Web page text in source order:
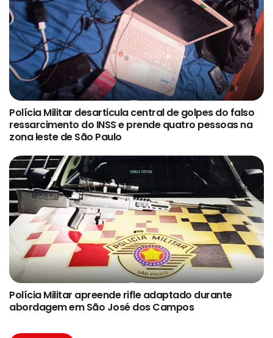
Polícia Militar desarticula central de golpes do falso
ressarcimento do INSS e prende quatro pessoas na
zona leste de São Paulo
Polícia Militar apreende rifle adaptado durante
abordagem em São José dos Campos